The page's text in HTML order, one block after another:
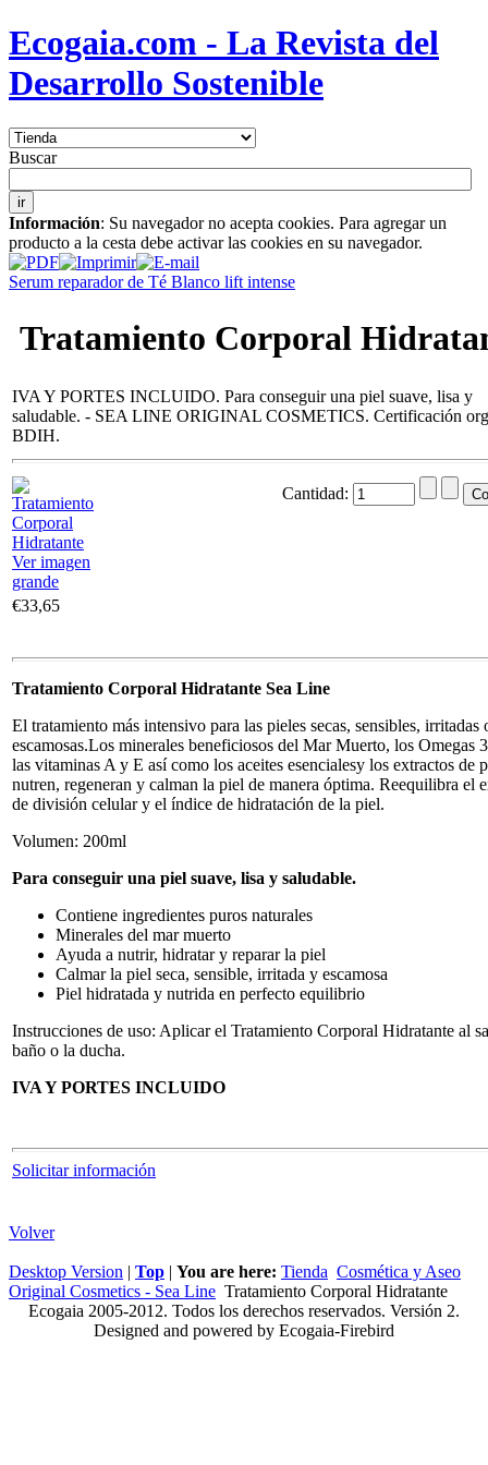
Ecogaia.com - La Revista del
Desarrollo Sostenible
Buscar
Información: Su navegador no acepta cookies. Para agregar un
producto a la cesta debe activar las cookies en su navegador.
Serum reparador de Té Blanco lift intense
Tratamiento Corporal
IVA Y PORTES INCLUIDO. Para conseguir una piel suave, lisa y
saludable. - SEA LINE ORIGINAL COSMETICS. Certificación
BDIH.
Ver imagen
grande
Cantidad:
€33,65
Tratamiento Corporal Hidratante Sea Line
El tratamiento más intensivo para las pieles secas, sensibles, irritadas
escamosas.Los minerales beneficiosos del Mar Muerto, los Omegas
las vitaminas A y E así como los aceites esencialesy los extractos de
nutren, regeneran y calman la piel de manera óptima. Reequilibra el
de división celular y el índice de hidratación de la piel.
Volumen: 200ml
Para conseguir una piel suave, lisa y saludable.
Contiene ingredientes puros naturales
Minerales del mar muerto
Ayuda a nutrir, hidratar y reparar la piel
Calmar la piel seca, sensible, irritada y escamosa
Piel hidratada y nutrida en perfecto equilibrio
Instrucciones de uso: Aplicar el Tratamiento Corporal Hidratante al
baño o la ducha.
IVA Y PORTES INCLUIDO
Solicitar información
Volver
Desktop Version | Top | You are here: Tienda Cosmética y Aseo
Original Cosmetics - Sea Line Tratamiento Corporal Hidratante
Ecogaia 2005-2012. Todos los derechos reservados. Versión 2.
Designed and powered by Ecogaia-Firebird